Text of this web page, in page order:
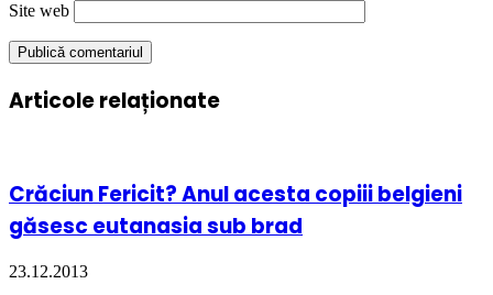
Site web
Articole relaționate
Crăciun Fericit? Anul acesta copiii belgieni
găsesc eutanasia sub brad
23.12.2013